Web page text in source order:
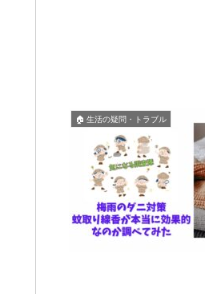
🏠 生活の疑問・トラブル